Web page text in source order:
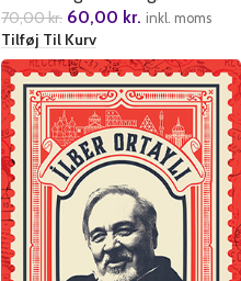
70,00kr. 60,00 kr. inkl. moms
Tilføj Til Kurv